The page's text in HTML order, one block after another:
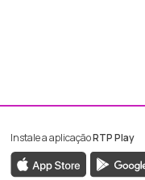
Madeira
RTP
Instale a aplicaçãoRTP Play